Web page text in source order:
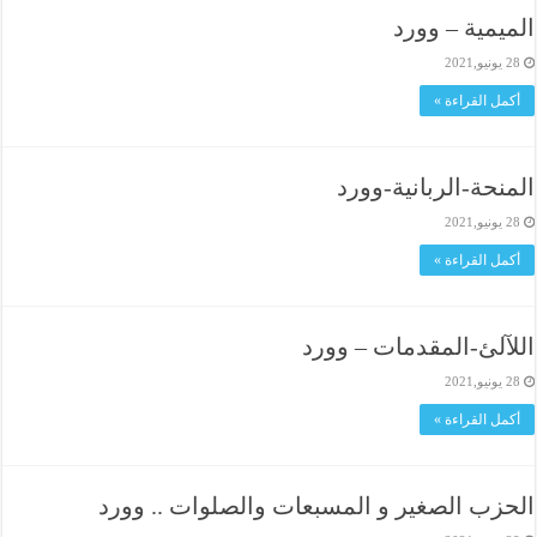
الميمية – وورد
28 يونيو,2021
أكمل القراءة »
المنحة-الربانية-وورد
28 يونيو,2021
أكمل القراءة »
اللآلئ-المقدمات – وورد
28 يونيو,2021
أكمل القراءة »
الحزب الصغير و المسبعات والصلوات .. وورد